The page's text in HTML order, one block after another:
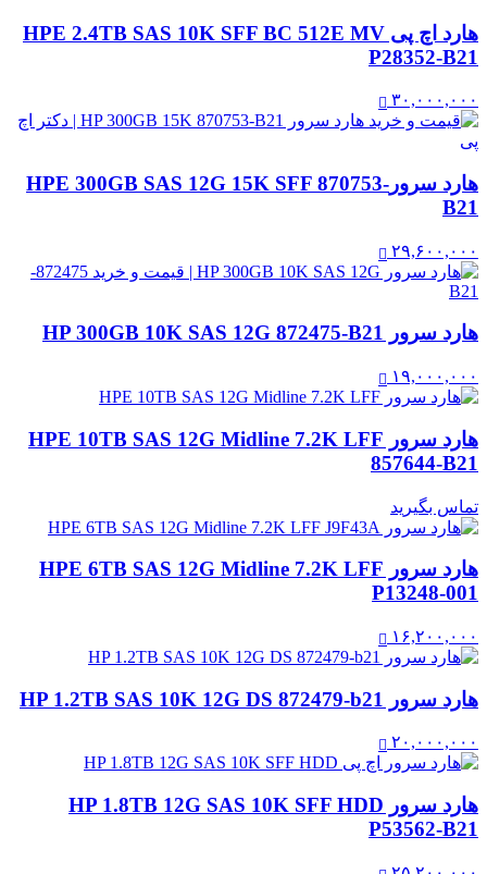
هارد اچ پی HPE 2.4TB SAS 10K SFF BC 512E MV
P28352-B21
۳۰,۰۰۰,۰۰۰
هارد سرورHPE 300GB SAS 12G 15K SFF 870753-
B21
۲۹,۶۰۰,۰۰۰
هارد سرور HP 300GB 10K SAS 12G 872475-B21
۱۹,۰۰۰,۰۰۰
هارد سرور HPE 10TB SAS 12G Midline 7.2K LFF
857644-B21
تماس بگیرید
هارد سرور HPE 6TB SAS 12G Midline 7.2K LFF
P13248-001
۱۶,۲۰۰,۰۰۰
هارد سرور HP 1.2TB SAS 10K 12G DS 872479-b21
۲۰,۰۰۰,۰۰۰
هارد سرور HP 1.8TB 12G SAS 10K SFF HDD
P53562-B21